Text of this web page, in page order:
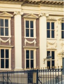
om een
subsidies.’
één voor één weg.
terug,’